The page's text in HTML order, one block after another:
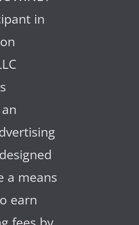
in
a means
earn